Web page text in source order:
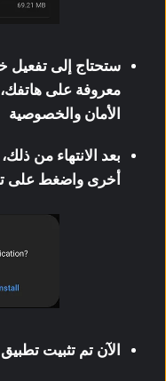
ستحتاج إلى تفعيل
معروفة على هاتفك،
الأمان والخصوصية
بعد الانتهاء من
أخرى واضغط على
الآن تم تثبيت